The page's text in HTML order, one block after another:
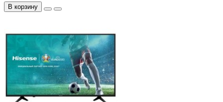
В корзину